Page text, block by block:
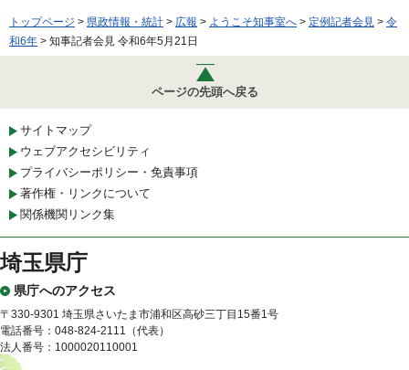
トップページ > 県政情報・統計 > 広報 > ようこそ知事室へ > 定例記者会見 > 令
和6年 > 知事記者会見 令和6年5月21日
ページの先頭へ戻る
サイトマップ
ウェブアクセシビリティ
プライバシーポリシー・免責事項
著作権・リンクについて
関係機関リンク集
埼玉県庁
県庁へのアクセス
〒330-9301 埼玉県さいたま市浦和区高砂三丁目15番1号
電話番号：048-824-2111（代表）
法人番号：1000020110001